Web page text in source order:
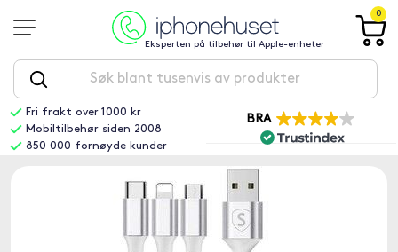
Eksperten på tilbehør til Apple-enheter
0
Fri frakt over 1000 kr
Mobiltilbehør siden 2008
850 000 fornøyde kunder
BRA